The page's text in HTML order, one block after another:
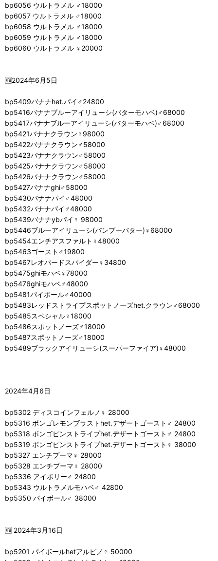
bp6056 ウルトラメル ♂18000
bp6057 ウルトラメル ♂18000
bp6058 ウルトラメル ♂18000
bp6059 ウルトラメル ♂18000
bp6060 ウルトラメル ♀20000
🆕2024年6月5日
bp5409バナナhet.パイ♂24800
bp5416バナナブルーアイリューシ(バターモハベ)♂68000
bp5417バナナブルーアイリューシ(バターモハベ)♂68000
bp5421バナナクラウン♀98000
bp5422バナナクラウン♂58000
bp5423バナナクラウン♂58000
bp5425バナナクラウン♂58000
bp5426バナナクラウン♂58000
bp5427バナナghi♂58000
bp5430バナナパイ♂48000
bp5432バナナパイ♂48000
bp5439バナナybパイ♀ 98000
bp5446ブルーアイリューシ(バンブーバター)♀68000
bp5454エンチアスファルト♀48000
bp5463ゴースト♂19800
bp5467レオパードスパイダー♀34800
bp5475ghiモハベ♀78000
bp5476ghiモハベ♂48000
bp5481パイボール♂40000
bp5483レッドストライプスポットノーズhet.クラウン♂68000
bp5485スペシャル♀18000
bp5486スポットノーズ♂18000
bp5487スポットノーズ♂18000
bp5489ブラックアイリューシ(スーパーファイア)♀48000
2024年4月6日
bp5302 ディスコインフェルノ♀ 28000
bp5316 ボンゴレモンブラストhet.デザートゴースト♂ 24800
bp5318 ボンゴピンストライプhet.デザートゴースト♂ 24800
bp5319 ボンゴピンストライプhet.デザートゴースト♀ 38000
bp5327 エンチプーマ♀ 28000
bp5328 エンチプーマ♀ 28000
bp5336 アイボリー♂ 24800
bp5343 ウルトラメルモハベ♂ 42800
bp5350 パイボール♂ 38000
🆕 2024年3月16日
bp5201 パイボールhetアルビノ♀ 50000